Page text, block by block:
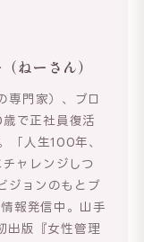
ねーさん）
専門家）、ブロ
で正社員復活
「人生100年、
ャレンジしつ
ジョンのもとブ
報発信中。山手
出版『女性管理